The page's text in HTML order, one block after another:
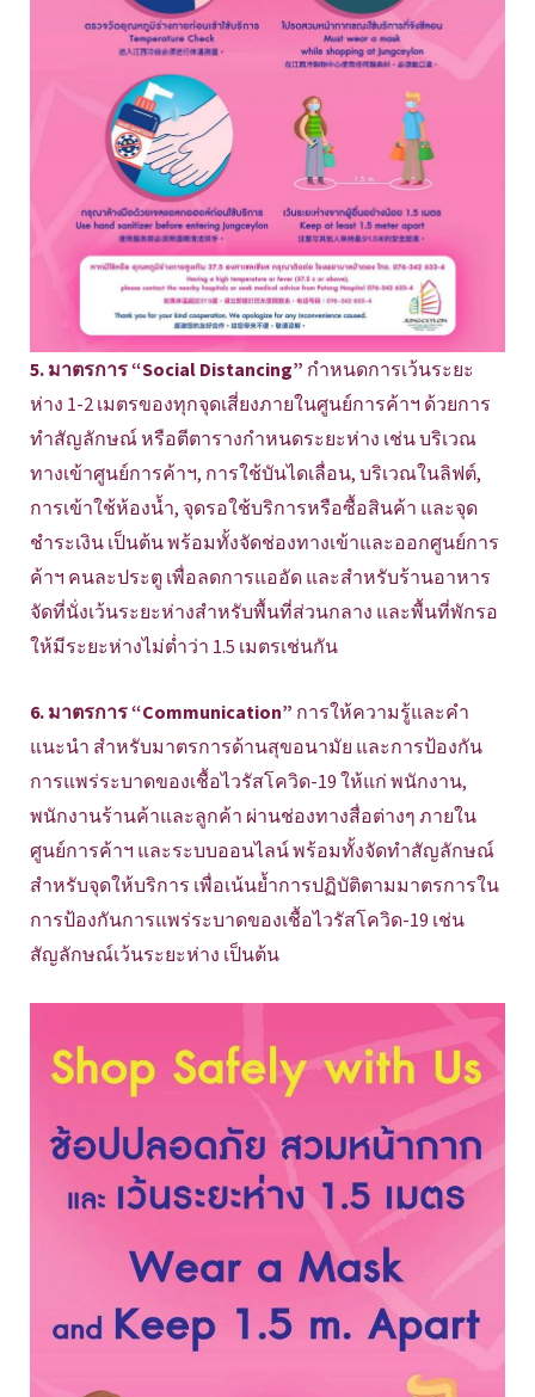
5. มาตรการ “Social Distancing” กำหนดการเว้นระยะ
ห่าง 1-2 เมตรของทุกจุดเสี่ยงภายในศูนย์การค้าฯ ด้วยการ
ทำสัญลักษณ์ หรือตีตารางกำหนดระยะห่าง เช่น บริเวณ
ทางเข้าศูนย์การค้าฯ, การใช้บันไดเลื่อน, บริเวณในลิฟต์,
การเข้าใช้ห้องน้ำ, จุดรอใช้บริการหรือซื้อสินค้า และจุด
ชำระเงิน เป็นต้น พร้อมทั้งจัดช่องทางเข้าและออกศูนย์การ
ค้าฯ คนละประตู เพื่อลดการแออัด และสำหรับร้านอาหาร
จัดที่นั่งเว้นระยะห่างสำหรับพื้นที่ส่วนกลาง และพื้นที่พักรอ
ให้มีระยะห่างไม่ต่ำว่า 1.5 เมตรเช่นกัน
6. มาตรการ “Communication” การให้ความรู้และคำ
แนะนำ สำหรับมาตรการด้านสุขอนามัย และการป้องกัน
การแพร่ระบาดของเชื้อไวรัสโควิด-19 ให้แก่ พนักงาน,
พนักงานร้านค้าและลูกค้า ผ่านช่องทางสื่อต่างๆ ภายใน
ศูนย์การค้าฯ และระบบออนไลน์ พร้อมทั้งจัดทำสัญลักษณ์
สำหรับจุดให้บริการ เพื่อเน้นย้ำการปฏิบัติตามมาตรการใน
การป้องกันการแพร่ระบาดของเชื้อไวรัสโควิด-19 เช่น
สัญลักษณ์เว้นระยะห่าง เป็นต้น